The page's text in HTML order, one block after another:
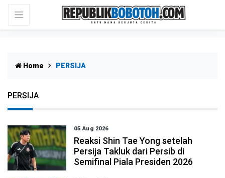
Home PERSIJA
PERSIJA
05 Aug 2026
Reaksi Shin Tae Yong setelah
Persija Takluk dari Persib di
Semifinal Piala Presiden 2026